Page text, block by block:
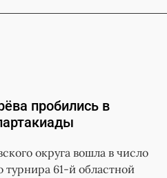
пробились в
округа вошла в число
турнира 61-й областной